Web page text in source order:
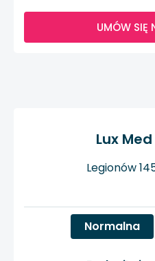
UMÓW SIĘ
Lux
Legionów
Normalna